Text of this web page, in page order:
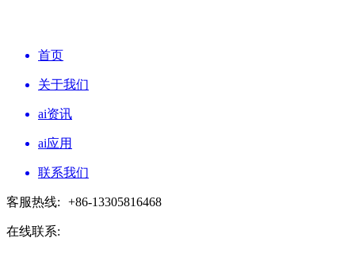
首页
关于我们
ai资讯
ai应用
联系我们
客服热线: +86-13305816468
在线联系: